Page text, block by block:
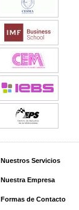
Nuestros Servicios
Nuestra Empresa
Formas de Contacto